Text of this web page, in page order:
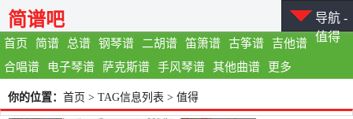
首页 简谱 总谱 钢琴谱 二胡谱 笛箫谱 古筝谱
吉他谱
合唱谱
电子琴谱 萨克斯谱 手风琴谱 其他曲谱 更多
简谱吧
导航 -
值得
你的位置： 首页 > TAG信息列表 > 值得